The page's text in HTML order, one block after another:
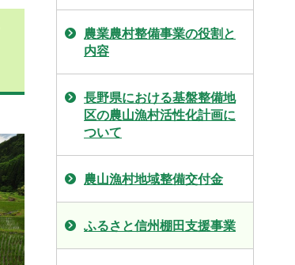
農業農村整備事業の役割と
内容
長野県における基盤整備地
区の農山漁村活性化計画に
ついて
農山漁村地域整備交付金
ふるさと信州棚田支援事業